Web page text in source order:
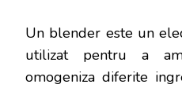
Un blender este un
utilizat pentru a
omogeniza diferite